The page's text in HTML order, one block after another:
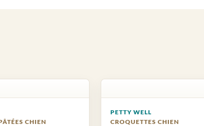
CHIEN
PETTY WELL
CROQUETTES CHIEN